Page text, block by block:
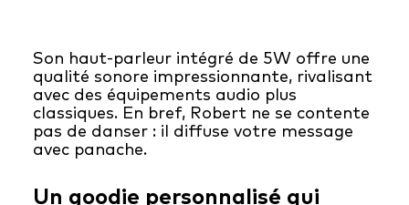
Son haut-parleur intégré de 5W offre une
qualité sonore impressionnante, rivalisant
avec des équipements audio plus
classiques. En bref, Robert ne se contente
pas de danser : il diffuse votre message
avec panache.
Un goodie personnalisé qui